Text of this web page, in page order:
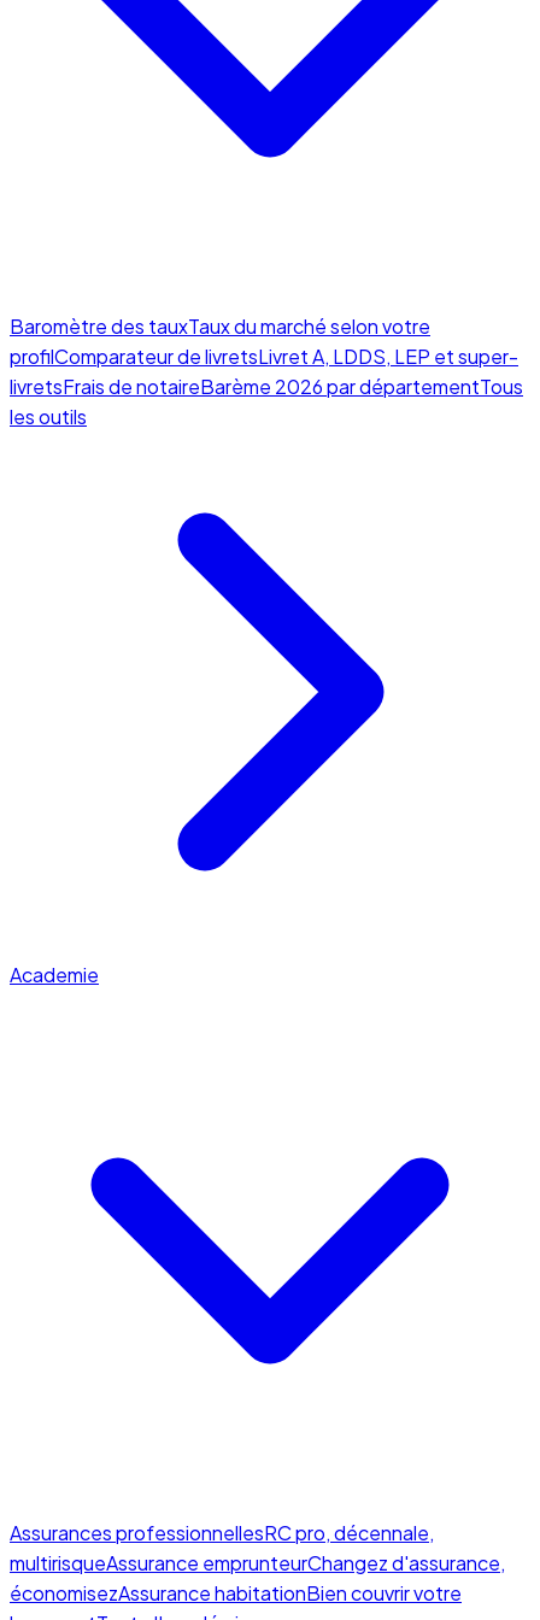
Baromètre des tauxTaux du marché selon votre
profilComparateur de livretsLivret A, LDDS, LEP et super-
livretsFrais de notaireBarème 2026 par départementTous
les outils
Academie
Assurances professionnellesRC pro, décennale,
multirisqueAssurance emprunteurChangez d'assurance,
économisezAssurance habitationBien couvrir votre